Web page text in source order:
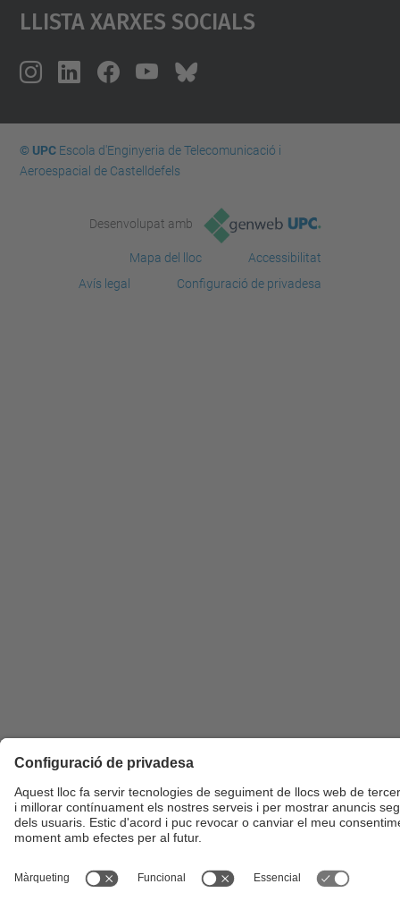
Llista Xarxes Socials
© UPCEscola d'Enginyeria de Telecomunicació i
Aeroespacial de Castelldefels
Desenvolupat amb
Mapa del lloc
Accessibilitat
Avís legal
Configuració de privadesa